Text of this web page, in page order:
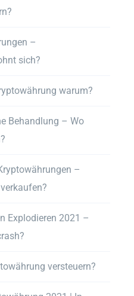
–
sich?
warum?
Behandlung – Wo
–
Explodieren 2021 –
versteuern?